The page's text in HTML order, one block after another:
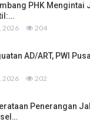
PHK Mengintai
2026 204
AD/ART, PWI
2026 202
Penerangan